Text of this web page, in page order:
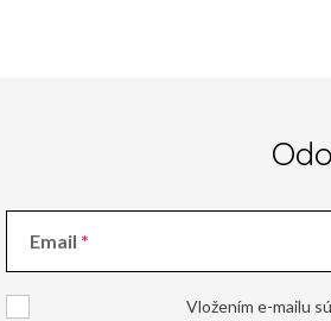
Email
Vložením e-mailu